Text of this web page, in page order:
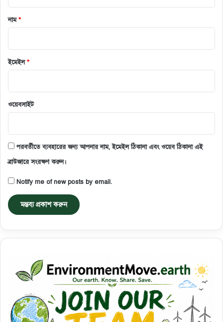
নাম*
ইমেইল*
ওয়েবসাইট
পরবর্তীতে ব্যবহারের জন্য আপনার নাম, ইমেইল ঠিকানা এবং ওয়েব ঠিকানা এই
ব্রাউজারে সংরক্ষণ করুন।
Notify me of new posts by email.